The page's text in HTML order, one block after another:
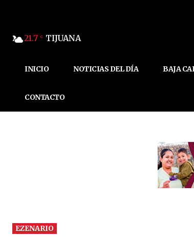
21.7 C TIJUANA
INICIO NOTICIAS DEL DÍA BAJA
CONTACTO
EZENARIO